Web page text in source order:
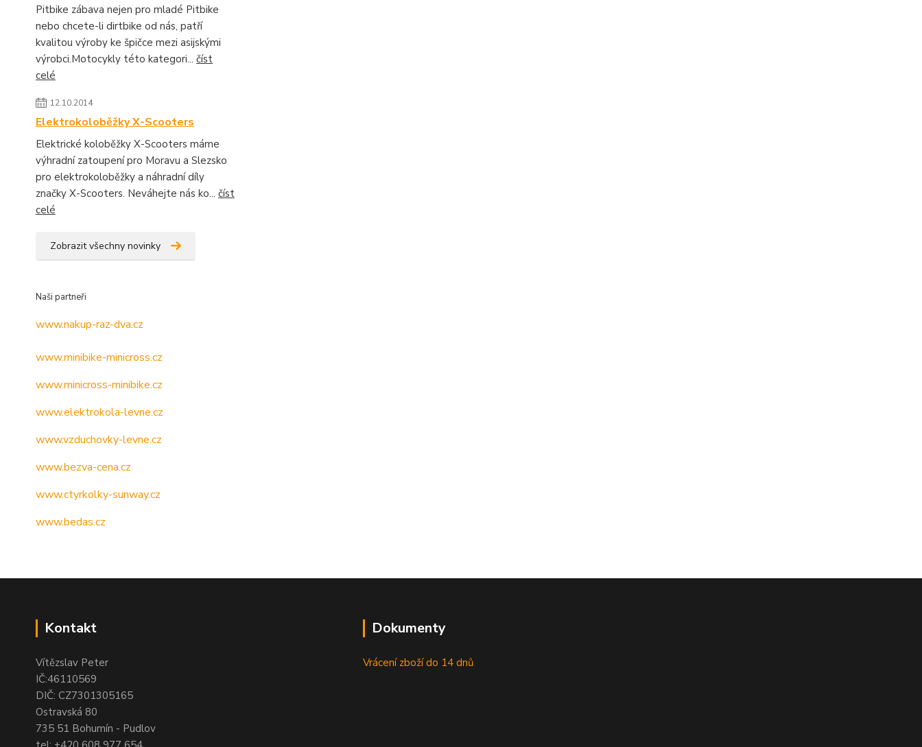
Pitbike zábava nejen pro mladé Pitbike
nebo chcete-li dirtbike od nás, patří
kvalitou výroby ke špičce mezi asijskými
výrobci.Motocykly této kategori... číst
celé
12.10.2014
Elektrokoloběžky X-Scooters
Elektrické koloběžky X-Scooters máme
výhradní zatoupení pro Moravu a Slezsko
pro elektrokoloběžky a náhradní díly
značky X-Scooters. Neváhejte nás ko... číst
celé
Zobrazit všechny novinky
Naši partneři
www.nakup-raz-dva.cz
www.minibike-minicross.cz
www.minicross-minibike.cz
www.elektrokola-levne.cz
www.vzduchovky-levne.cz
www.bezva-cena.cz
www.ctyrkolky-sunway.cz
www.bedas.cz
Kontakt
Vítězslav Peter
IČ:46110569
DIČ: CZ7301305165
Ostravská 80
735 51 Bohumín - Pudlov
Dokumenty
Vrácení zboží do 14 dnů